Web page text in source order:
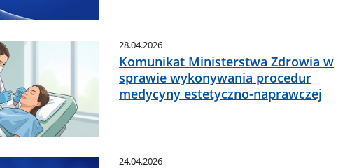
28.04.2026
Komunikat Ministerstwa Zdrowia w
sprawie wykonywania procedur
medycyny estetyczno-naprawczej
24.04.2026